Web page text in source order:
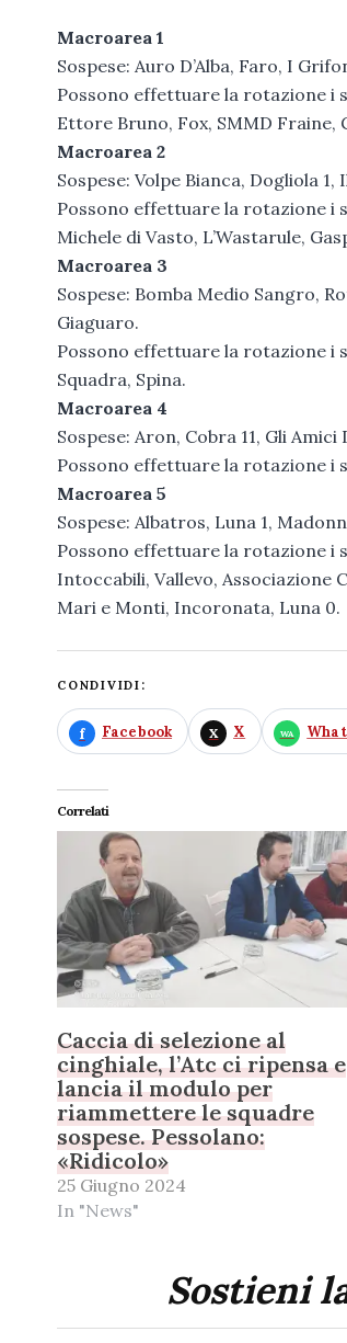
Macroarea 1
Sospese: Auro D’Alba, Faro, I
Possono effettuare la rotazione i
Ettore Bruno, Fox, SMMD Fraine,
Macroarea 2
Sospese: Volpe Bianca, Dogliola
Possono effettuare la rotazione i
Michele di Vasto, L’Wastarule,
Macroarea 3
Sospese: Bomba Medio Sangro,
Giaguaro.
Possono effettuare la rotazione i
Squadra, Spina.
Macroarea 4
Sospese: Aron, Cobra 11, Gli
Possono effettuare la rotazione i
Macroarea 5
Sospese: Albatros, Luna 1,
Possono effettuare la rotazione i
Intoccabili, Vallevo, Associazione
Mari e Monti, Incoronata, Luna 0.
CONDIVIDI:
Facebook X
Correlati
Caccia di selezione al
cinghiale, l’Atc ci ripensa e
lancia il modulo per
riammettere le squadre
sospese. Pessolano:
«Ridicolo»
25 Giugno 2024
In "News"
Sostieni